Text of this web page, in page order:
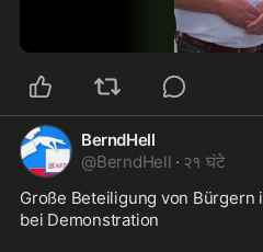
BerndHell
@BerndHell · २१ घंटे
Große Beteiligung von Bürgern
bei Demonstration